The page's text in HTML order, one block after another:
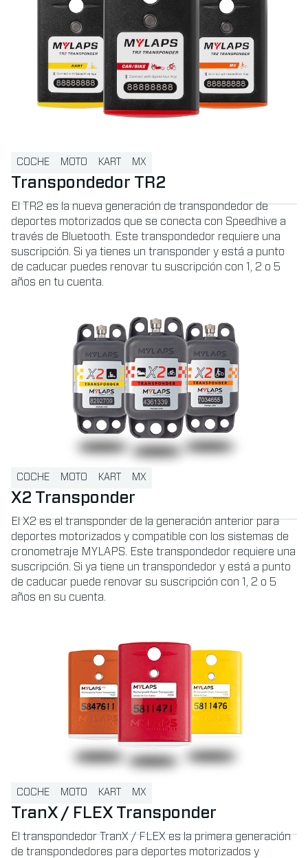
Transpondedor TR2
COCHE MOTO KART MX
El TR2 es la nueva generación de transpondedor de
deportes motorizados que se conecta con Speedhive a
través de Bluetooth. Este transpondedor requiere una
suscripción. Si ya tienes un transponder y está a punto
de caducar puedes renovar tu suscripción con 1, 2 o 5
años en tu cuenta.
X2 Transponder
COCHE MOTO KART MX
El X2 es el transponder de la generación anterior para
deportes motorizados y compatible con los sistemas de
cronometraje MYLAPS. Este transpondedor requiere una
suscripción. Si ya tiene un transpondedor y está a punto
de caducar puede renovar su suscripción con 1, 2 o 5
años en su cuenta.
TranX / FLEX Transponder
COCHE MOTO KART MX
El transpondedor TranX / FLEX es la primera generación
de transpondedores para deportes motorizados y